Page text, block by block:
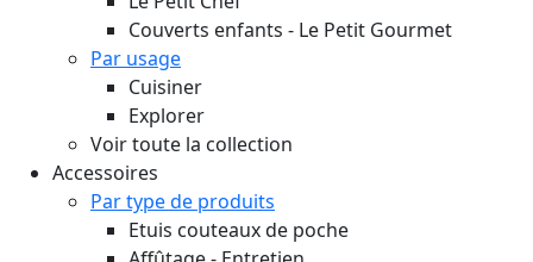
Couverts enfants - Le Petit Gourmet
Par usage
Cuisiner
Explorer
Voir toute la collection
Accessoires
Par type de produits
Etuis couteaux de poche